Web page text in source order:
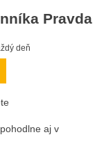
Pravda
deň
aj v